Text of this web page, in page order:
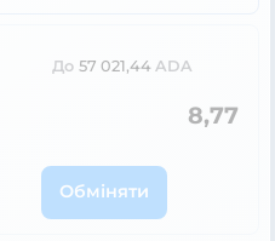
До 57 021,44 ADA
8,77
Обміняти